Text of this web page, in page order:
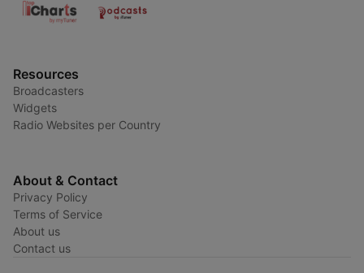
Resources
Broadcasters
Widgets
Radio Websites per Country
About & Contact
Privacy Policy
Terms of Service
About us
Contact us